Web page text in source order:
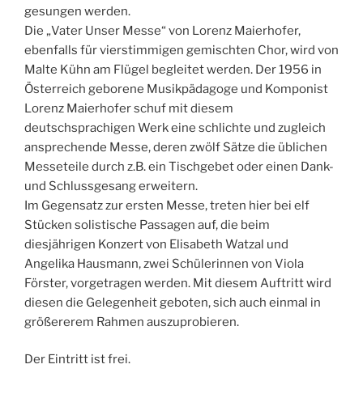
gesungen werden.
Die „Vater Unser Messe“ von Lorenz Maierhofer,
ebenfalls für vierstimmigen gemischten Chor, wird von
Malte Kühn am Flügel begleitet werden. Der 1956 in
Österreich geborene Musikpädagoge und Komponist
Lorenz Maierhofer schuf mit diesem
deutschsprachigen Werk eine schlichte und zugleich
ansprechende Messe, deren zwölf Sätze die üblichen
Messeteile durch z.B. ein Tischgebet oder einen Dank-
und Schlussgesang erweitern.
Im Gegensatz zur ersten Messe, treten hier bei elf
Stücken solistische Passagen auf, die beim
diesjährigen Konzert von Elisabeth Watzal und
Angelika Hausmann, zwei Schülerinnen von Viola
Förster, vorgetragen werden. Mit diesem Auftritt wird
diesen die Gelegenheit geboten, sich auch einmal in
größererem Rahmen auszuprobieren.
Der Eintritt ist frei.